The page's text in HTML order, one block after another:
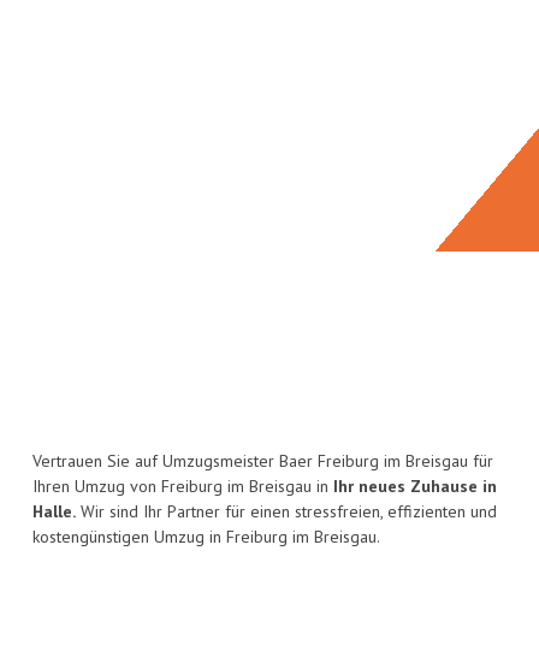
Vertrauen Sie auf Umzugsmeister Baer Freiburg im Breisgau für
Ihren Umzug von Freiburg im Breisgau in Ihr neues Zuhause in
Halle. Wir sind Ihr Partner für einen stressfreien, effizienten und
kostengünstigen Umzug in Freiburg im Breisgau.